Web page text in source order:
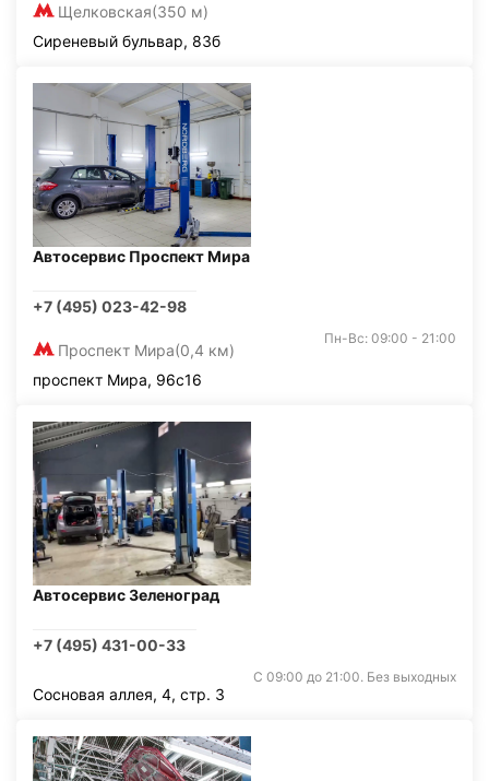
Щелковская(350 м)
Сиреневый бульвар, 83б
Автосервис Проспект Мира
+7 (495) 023-42-98
Проспект Мира(0,4 км)
Пн-Вс: 09:00 - 21:00
проспект Мира, 96с16
Автосервис Зеленоград
+7 (495) 431-00-33
С 09:00 до 21:00. Без выходных
Сосновая аллея, 4, стр. 3